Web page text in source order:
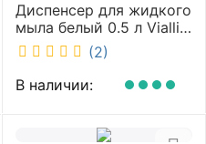
Диспенсер для жидкого
мыла белый 0.5 л Vialli
S2
(2)
В наличии: